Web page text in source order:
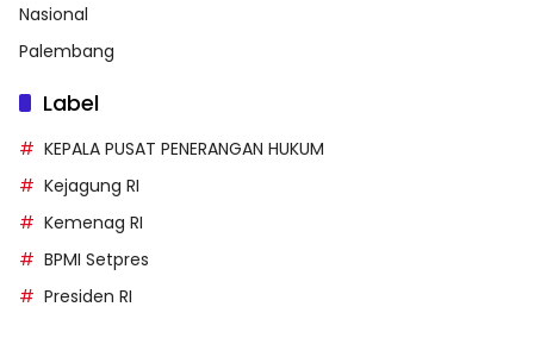
Nasional
Palembang
Label
KEPALA PUSAT PENERANGAN HUKUM
Kejagung RI
Kemenag RI
BPMI Setpres
Presiden RI